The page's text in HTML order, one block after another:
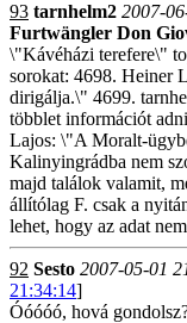
93 tarnhelm2 2007-
Furtwängler Don
\"Kávéházi terefere\"
sorokat: 4698. Heiner
dirigálja.\" 4699.
többlet információt
Lajos: \"A Moralt-
Kalinyingrádba nem
majd találok valamit,
állítólag F. csak a
lehet, hogy az adat
92 Sesto 2007-05-01
21:34:14]
Óóóóó, hová